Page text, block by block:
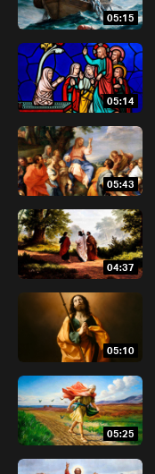
05:15
05:14
05:43
04:37
05:10
05:25